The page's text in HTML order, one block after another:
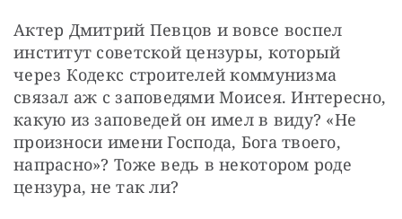
Актер Дмитрий Певцов и вовсе воспел
институт советской цензуры, который
через Кодекс строителей коммунизма
связал аж с заповедями Моисея. Интересно,
какую из заповедей он имел в виду? «Не
произноси имени Господа, Бога твоего,
напрасно»? Тоже ведь в некотором роде
цензура, не так ли?